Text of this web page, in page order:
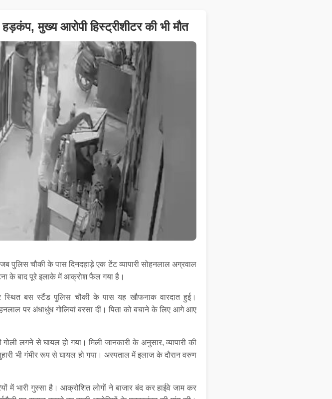
मुख्य आरोपी हिस्ट्रीशीटर की भी मौत
पुलिस चौकी के पास दिनदहाड़े एक टेंट व्यापारी सोहनलाल अग्रवाल
के बाद पूरे इलाके में आक्रोश फैल गया है।
स्थित बस स्टैंड पुलिस चौकी के पास यह खौफनाक वारदात हुई।
पर अंधाधुंध गोलियां बरसा दीं। पिता को बचाने के लिए आगे आए
गोली लगने से घायल हो गया। मिली जानकारी के अनुसार, व्यापारी की
भी गंभीर रूप से घायल हो गया। अस्पताल में इलाज के दौरान वरुण
में भारी गुस्सा है। आक्रोशित लोगों ने बाजार बंद कर हाईवे जाम कर